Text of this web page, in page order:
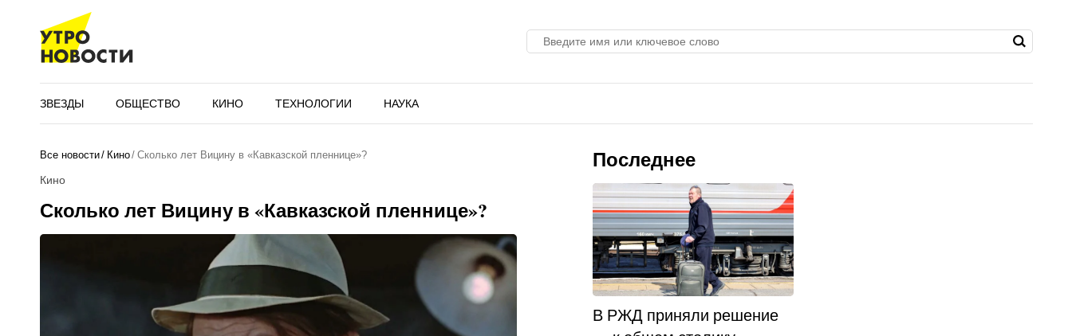
ЗВЕЗДЫ ОБЩЕСТВО КИНО ТЕХНОЛОГИИ НАУКА
Все новости Кино Сколько лет Вицину в «Кавказской пленнице»?
Кино
Сколько лет Вицину в «Кавказской пленнице»?
Последнее
В РЖД приняли решение